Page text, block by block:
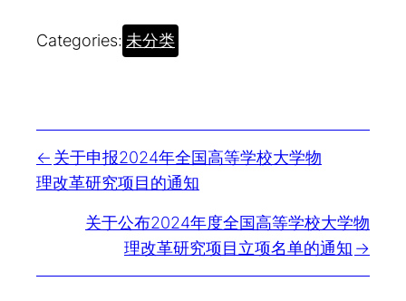
Categories: 未分类
关于申报2024年全国高等学校大学物
理改革研究项目的通知
关于公布2024年度全国高等学校大学物
理改革研究项目立项名单的通知